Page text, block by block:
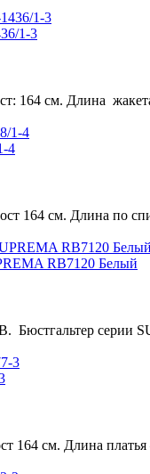
1-3
164 см. Длина
4
164 см. Длина по
RB7120 Белый
Бюстгальтер серии
164 см. Длина